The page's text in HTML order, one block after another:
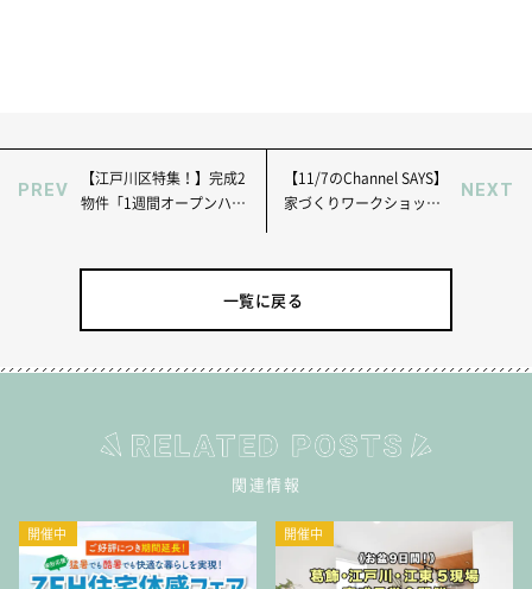
PREV
【江戸川区特集！】完成2
物件「1週間オープンハウ
【11/7のChannel SAYS】
家づくりワークショップ
NEXT
一覧に戻る
関連情報
開催中 開催中